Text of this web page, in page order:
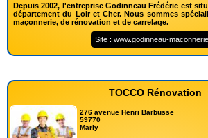
Depuis 2002, l'entreprise Godinneau Frédéric est
département du Loir et Cher. Nous sommes
maçonnerie, de rénovation et de carrelage.
Site : www.godinneau-
TOCCO Rénovation
276 avenue Henri Barbusse
59770
Marly